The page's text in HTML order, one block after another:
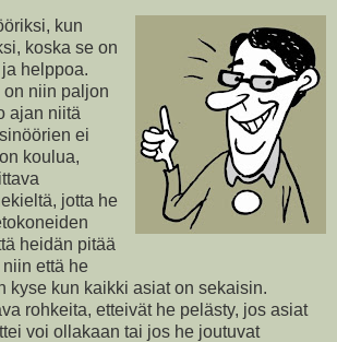
kun
koska se on
helppoa.
niin paljon
ajan niitä
ei
koulua,
jotta he
heidän pitää
että he
kyse kun kaikki asiat on sekaisin.
rohkeita, etteivät he pelästy, jos asiat
voi ollakaan tai jos he joutuvat